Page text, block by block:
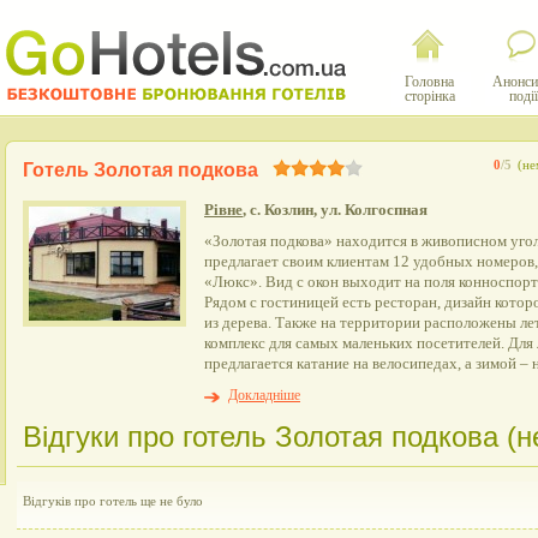
Головна
сторінка
події
0/5
Готель Золотая подкова
Рівне, с. Козлин, ул. Колгоспная
«Золотая подкова» находится в живописном
предлагает своим клиентам 12 удобных
«Люкс». Вид с окон выходит на поля
Рядом с гостиницей есть ресторан, дизайн
из дерева. Также на территории расположены
комплекс для самых маленьких посетителей.
предлагается катание на велосипедах, а зимой –
Докладніше
Відгуки про готель Золотая подкова
Відгуків про готель ще не було